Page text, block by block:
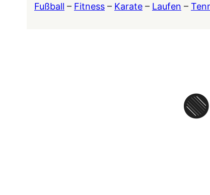
Fußball – Fitness – Karate – Laufen –